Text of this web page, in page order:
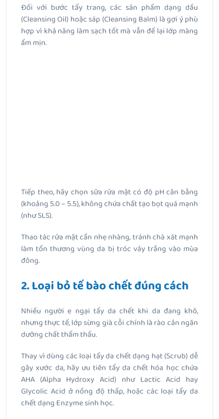
Đối với bước tẩy trang, các sản phẩm dạng dầu
(Cleansing Oil) hoặc sáp (Cleansing Balm) là gợi ý phù
hợp vì khả năng làm sạch tốt mà vẫn để lại lớp màng
ẩm mịn.
Tiếp theo, hãy chọn sữa rửa mặt có độ pH cân bằng
(khoảng 5.0 – 5.5), không chứa chất tạo bọt quá mạnh
(như SLS).
Thao tác rửa mặt cần nhẹ nhàng, tránh chà xát mạnh
làm tổn thương vùng da bị tróc vảy trắng vào mùa
đông.
2. Loại bỏ tế bào chết đúng cách
Nhiều người e ngại tẩy da chết khi da đang khô,
nhưng thực tế, lớp sừng già cỗi chính là rào cản ngăn
dưỡng chất thẩm thấu.
Thay vì dùng các loại tẩy da chết dạng hạt (Scrub) dễ
gây xước da, hãy ưu tiên tẩy da chết hóa học chứa
AHA (Alpha Hydroxy Acid) như Lactic Acid hay
Glycolic Acid ở nồng độ thấp, hoặc các loại tẩy da
chết dạng Enzyme sinh học.